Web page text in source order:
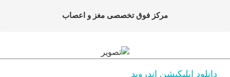
مرکز فوق تخصصی مغز و اعصاب
دانلود اپلیکیشن اندروید